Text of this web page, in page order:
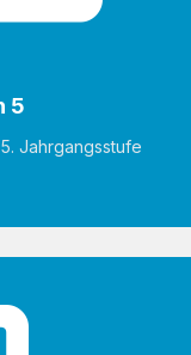
5
Jahrgangsstufe